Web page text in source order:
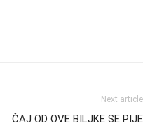
Next article
ČAJ OD OVE BILJKE SE PIJE